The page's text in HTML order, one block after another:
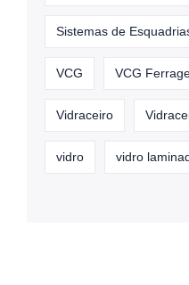
Sistemas de
VCG VCG
Vidraceiro
vidro vidro